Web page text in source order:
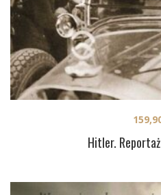
Hitler.